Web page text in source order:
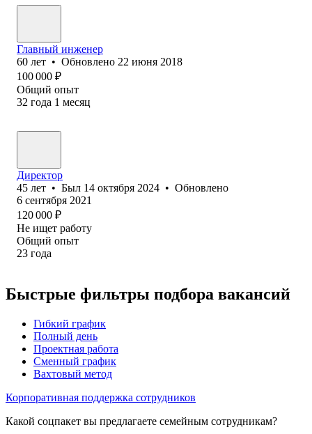
Главный инженер
60 лет • Обновлено 22 июня 2018
100 000 ₽
Общий опыт
32 года 1 месяц
Директор
45 лет • Был 14 октября 2024 • Обновлено
6 сентября 2021
120 000 ₽
Не ищет работу
Общий опыт
23 года
Быстрые фильтры подбора вакансий
Гибкий график
Полный день
Проектная работа
Сменный график
Вахтовый метод
Корпоративная поддержка сотрудников
Какой соцпакет вы предлагаете семейным сотрудникам?